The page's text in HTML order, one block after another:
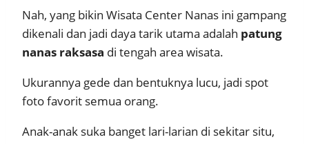
Nah, yang bikin Wisata Center Nanas ini gampang
dikenali dan jadi daya tarik utama adalah patung
nanas raksasa di tengah area wisata.
Ukurannya gede dan bentuknya lucu, jadi spot
foto favorit semua orang.
Anak-anak suka banget lari-larian di sekitar situ,